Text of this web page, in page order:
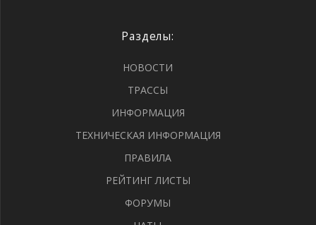
Разделы:
НОВОСТИ
ТРАССЫ
ИНФОРМАЦИЯ
ТЕХНИЧЕСКАЯ ИНФОРМАЦИЯ
ПРАВИЛА
РЕЙТИНГ ЛИСТЫ
ФОРУМЫ